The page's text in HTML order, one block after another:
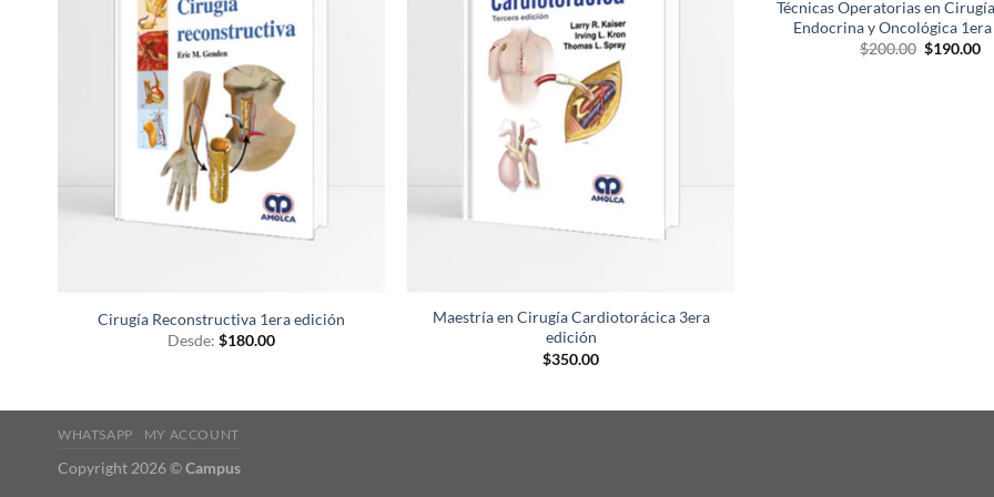
Cirugía Reconstructiva 1era edición
Desde: $180.00
Maestría en Cirugía Cardiotorácica 3era
edición
$350.00
Técnicas Operatorias en
Endocrina y Oncológica
$200.00 El
$190.00El
WHATSAPP MY ACCOUNT
Copyright 2026 ©Campus